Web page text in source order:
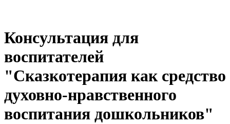
Консультация для
воспитателей
"Сказкотерапия как средство
духовно-нравственного
воспитания дошкольников"